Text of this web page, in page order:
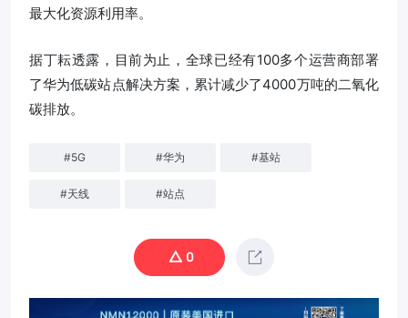
最大化资源利用率。
据丁耘透露，目前为止，全球已经有100多个运营商部署
了华为低碳站点解决方案，累计减少了4000万吨的二氧化
碳排放。
#5G #华为 #基站
#天线 #站点
0